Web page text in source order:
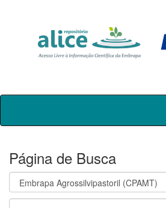
Skip
Página de Busca